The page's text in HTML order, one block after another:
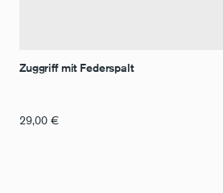
Zuggriff mit Federspalt
29,00 €